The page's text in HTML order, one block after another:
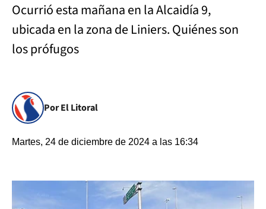
Ocurrió esta mañana en la Alcaidía 9,
ubicada en la zona de Liniers. Quiénes son
los prófugos
Por El Litoral
Martes, 24 de diciembre de 2024 a las 16:34